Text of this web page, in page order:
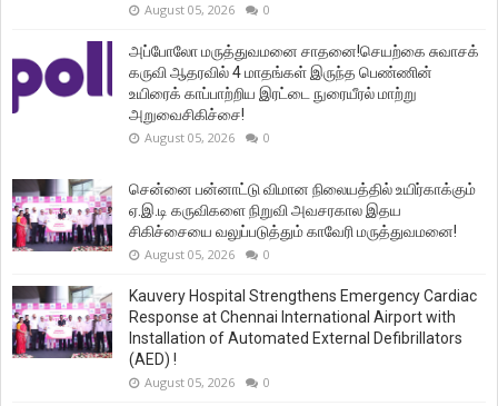
August 05, 2026 0
அப்போலோ மருத்துவமனை சாதனை!செயற்கை சுவாசக்
கருவி ஆதரவில் 4 மாதங்கள் இருந்த பெண்ணின்
உயிரைக் காப்பாற்றிய இரட்டை நுரையீரல் மாற்று
அறுவைசிகிச்சை!
August 05, 2026 0
சென்னை பன்னாட்டு விமான நிலையத்தில் உயிர்காக்கும்
ஏ.இ.டி கருவிகளை நிறுவி அவசரகால இதய
சிகிச்சையை வலுப்படுத்தும் காவேரி மருத்துவமனை!
August 05, 2026 0
Kauvery Hospital Strengthens Emergency Cardiac
Response at Chennai International Airport with
Installation of Automated External Defibrillators
(AED) !
August 05, 2026 0